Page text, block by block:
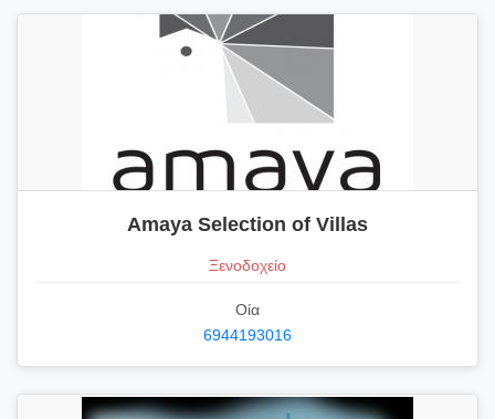
Amaya Selection of Villas
Ξενοδοχείο
Οία
6944193016